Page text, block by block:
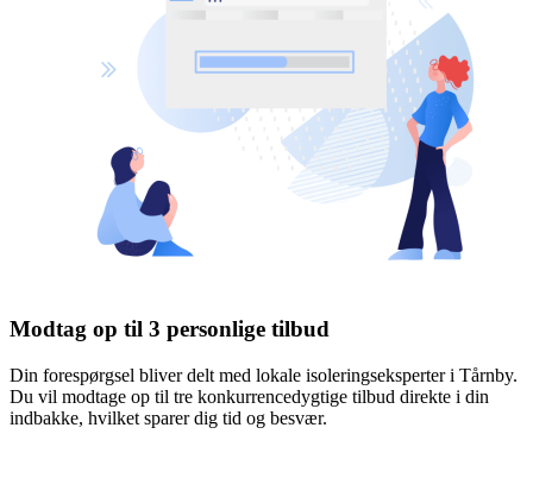
Modtag op til 3 personlige tilbud
Din forespørgsel bliver delt med lokale isoleringseksperter i Tårnby.
Du vil modtage op til tre konkurrencedygtige tilbud direkte i din
indbakke, hvilket sparer dig tid og besvær.